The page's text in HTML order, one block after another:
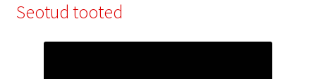
Seotud tooted